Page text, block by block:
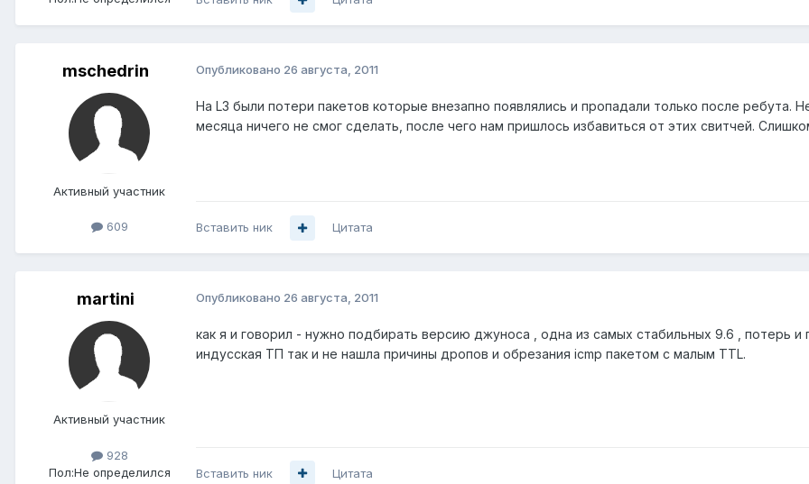
mschedrin
Активный участник
609
Опубликовано 26 августа, 2011
На L3 были потери пакетов которые внезапно появлялись и пропадали только после ребута.
месяца ничего не смог сделать, после чего нам пришлось избавиться от этих свитчей.
Вставить ник Цитата
martini
Активный участник
928
Пол:Не определился
Опубликовано 26 августа, 2011
как я и говорил - нужно подбирать версию джуноса , одна из самых стабильных 9.6 , потерь и
индусская ТП так и не нашла причины дропов и обрезания icmp пакетом с малым TTL.
Вставить ник Цитата